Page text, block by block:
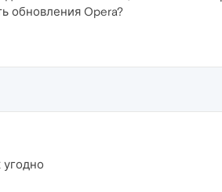
обновления Opera?